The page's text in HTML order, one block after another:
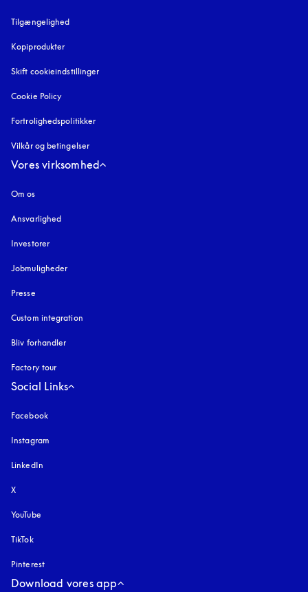
Tilgængelighed
Kopiprodukter
Skift cookieindstillinger
Cookie Policy
Fortrolighedspolitikker
Vilkår og betingelser
Vores virksomhed
Om os
Ansvarlighed
Investorer
Jobmuligheder
Presse
Custom integration
Bliv forhandler
Factory tour
Social Links
Facebook
Instagram
LinkedIn
X
YouTube
TikTok
Pinterest
Download vores app